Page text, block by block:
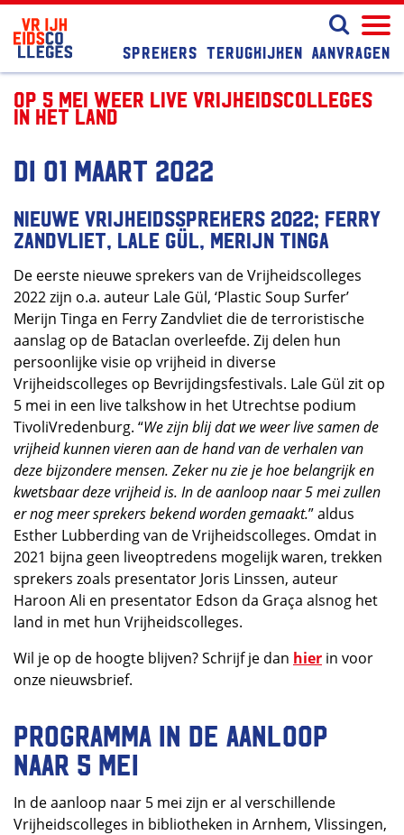
Sprekers Terugkijken Aanvragen
Op 5 mei weer live Vrijheidscolleges
in het land
di 01 maart 2022
Nieuwe Vrijheidssprekers 2022; Ferry
Zandvliet, Lale Gül, Merijn Tinga
De eerste nieuwe sprekers van de Vrijheidscolleges
2022 zijn o.a. auteur Lale Gül, ‘Plastic Soup Surfer’
Merijn Tinga en Ferry Zandvliet die de terroristische
aanslag op de Bataclan overleefde. Zij delen hun
persoonlijke visie op vrijheid in diverse
Vrijheidscolleges op Bevrijdingsfestivals. Lale Gül zit op
5 mei in een live talkshow in het Utrechtse podium
TivoliVredenburg. “We zijn blij dat we weer live samen de
vrijheid kunnen vieren aan de hand van de verhalen van
deze bijzondere mensen. Zeker nu zie je hoe belangrijk en
kwetsbaar deze vrijheid is. In de aanloop naar 5 mei zullen
er nog meer sprekers bekend worden gemaakt.” aldus
Esther Lubberding van de Vrijheidscolleges. Omdat in
2021 bijna geen liveoptredens mogelijk waren, trekken
sprekers zoals presentator Joris Linssen, auteur
Haroon Ali en presentator Edson da Graça alsnog het
land in met hun Vrijheidscolleges.
Wil je op de hoogte blijven? Schrijf je dan hier in voor
onze nieuwsbrief.
Programma in de aanloop
naar 5 mei
In de aanloop naar 5 mei zijn er al verschillende
Vrijheidscolleges in bibliotheken in Arnhem, Vlissingen,